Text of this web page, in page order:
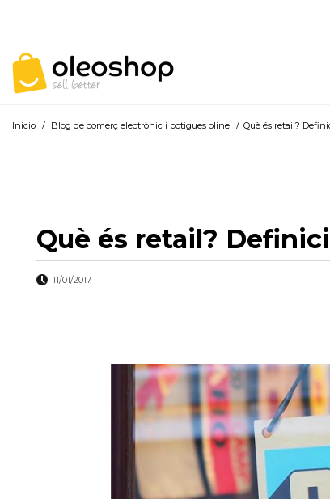
Inicio / Blog de comerç electrònic i botigues oline / Què és retail?
Què és retail?
11/01/2017